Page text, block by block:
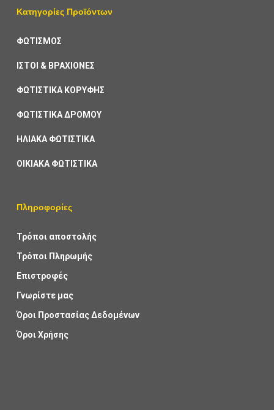
Κατηγορίες Προϊόντων
ΦΩΤΙΣΜΟΣ
ΙΣΤΟΙ & ΒΡΑΧΙΟΝΕΣ
ΦΩΤΙΣΤΙΚΑ ΚΟΡΥΦΗΣ
ΦΩΤΙΣΤΙΚΑ ΔΡΟΜΟΥ
ΗΛΙΑΚΑ ΦΩΤΙΣΤΙΚΑ
ΟΙΚΙΑΚΑ ΦΩΤΙΣΤΙΚΑ
Πληροφορίες
Τρόποι αποστολής
Τρόποι Πληρωμής
Επιστροφές
Γνωρίστε μας
Όροι Προστασίας Δεδομένων
Όροι Χρήσης